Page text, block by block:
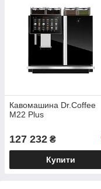
Кавомашина Dr.Coffee
M22 Plus
127 232 ₴
Купити